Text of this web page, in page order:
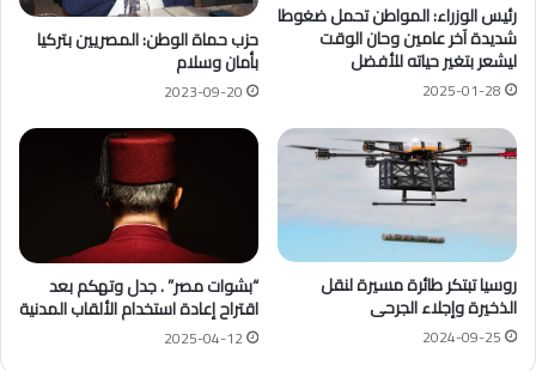
رئيس الوزراء: المواطن تحمل ضغوطا
شديدة آخر عامين وحان الوقت
ليشعر بتغير حياته للأفضل
2025-01-28
حزب حماة الوطن: المصريين بتركيا
بأمان وسلام
2023-09-20
روسيا تبتكر طائرة مسيرة لنقل
الذخيرة وإجلاء الجرحى
2024-09-25
“بشوات مصر” . جدل وتهكم بعد
اقتراح إعادة استخدام الألقاب المدنية
2025-04-12